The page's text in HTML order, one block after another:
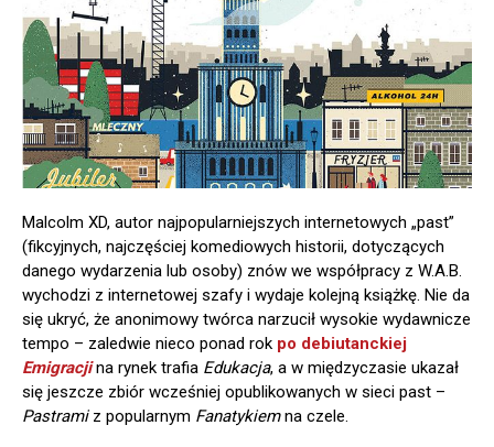
Malcolm XD, autor najpopularniejszych internetowych „past”
(fikcyjnych, najczęściej komediowych historii, dotyczących
danego wydarzenia lub osoby) znów we współpracy z W.A.B.
wychodzi z internetowej szafy i wydaje kolejną książkę. Nie da
się ukryć, że anonimowy twórca narzucił wysokie wydawnicze
tempo – zaledwie nieco ponad rok po debiutanckiej
Emigracji na rynek trafia Edukacja, a w międzyczasie ukazał
się jeszcze zbiór wcześniej opublikowanych w sieci past –
Pastrami z popularnym Fanatykiemna czele.